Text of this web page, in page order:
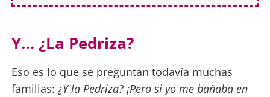
Y… ¿La Pedriza?
Eso es lo que se preguntan todavía muchas
familias: ¿Y la Pedriza? ¡Pero si yo me bañaba en